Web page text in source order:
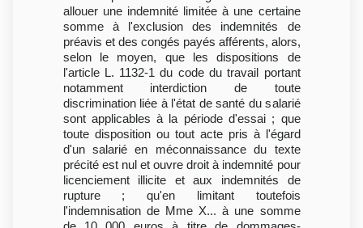
allouer une indemnité limitée à une certaine
somme à l'exclusion des indemnités de
préavis et des congés payés afférents, alors,
selon le moyen, que les dispositions de
l'article L. 1132-1 du code du travail portant
notamment interdiction de toute
discrimination liée à l'état de santé du salarié
sont applicables à la période d'essai ; que
toute disposition ou tout acte pris à l'égard
d'un salarié en méconnaissance du texte
précité est nul et ouvre droit à indemnité pour
licenciement illicite et aux indemnités de
rupture ; qu'en limitant toutefois
l'indemnisation de Mme X... à une somme